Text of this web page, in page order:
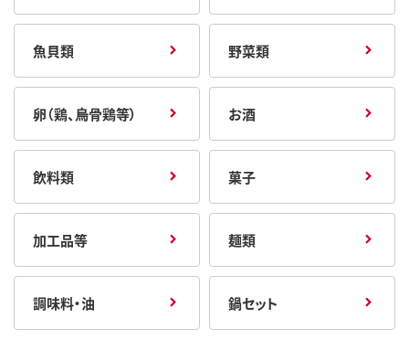
魚貝類 野菜類
卵（鶏、烏骨鶏等） お酒
飲料類 菓子
加工品等 麺類
調味料・油 鍋セット